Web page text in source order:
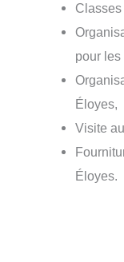
pour les
Éloyes,
Visite
Éloyes.